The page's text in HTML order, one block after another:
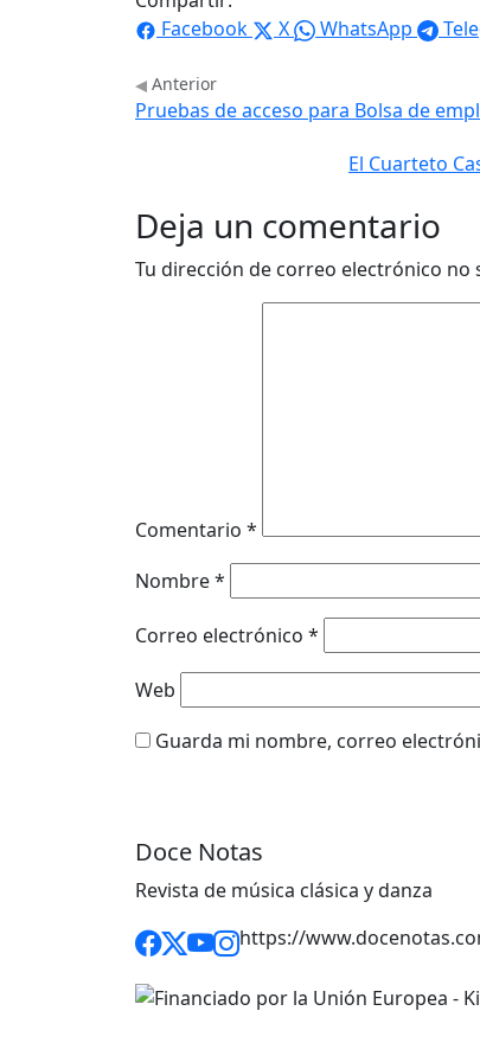
Facebook
X WhatsApp
Anterior
Pruebas de acceso para Bolsa de
El Cuarteto
Deja un comentario
Tu dirección de correo electrónico no
Comentario *
Nombre*
Correo electrónico *
Web
Guarda mi nombre, correo
Doce Notas
Revista de música clásica y danza
https://